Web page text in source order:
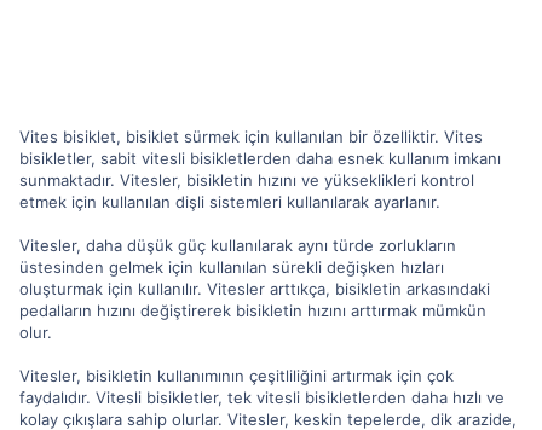
Vites bisiklet, bisiklet sürmek için kullanılan bir özelliktir. Vites
bisikletler, sabit vitesli bisikletlerden daha esnek kullanım imkanı
sunmaktadır. Vitesler, bisikletin hızını ve yükseklikleri kontrol
etmek için kullanılan dişli sistemleri kullanılarak ayarlanır.
Vitesler, daha düşük güç kullanılarak aynı türde zorlukların
üstesinden gelmek için kullanılan sürekli değişken hızları
oluşturmak için kullanılır. Vitesler arttıkça, bisikletin arkasındaki
pedalların hızını değiştirerek bisikletin hızını arttırmak mümkün
olur.
Vitesler, bisikletin kullanımının çeşitliliğini artırmak için çok
faydalıdır. Vitesli bisikletler, tek vitesli bisikletlerden daha hızlı ve
kolay çıkışlara sahip olurlar. Vitesler, keskin tepelerde, dik arazide,